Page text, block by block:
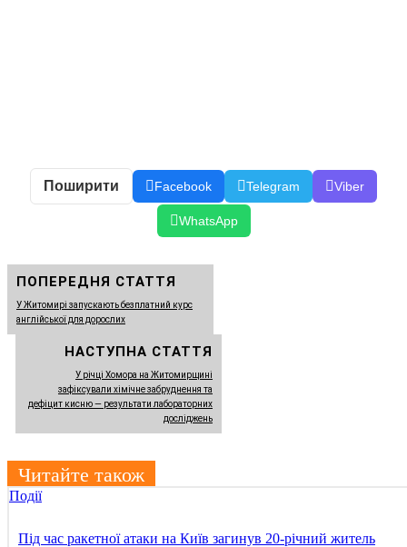
Поширити Facebook Telegram Viber
WhatsApp
ПОПЕРЕДНЯ СТАТТЯ
У Житомирі запускають безплатний курс
англійської для дорослих
НАСТУПНА СТАТТЯ
У річці Хомора на Житомирщині
зафіксували хімічне забруднення та
дефіцит кисню — результати лабораторних
досліджень
Читайте також
Події
Під час ракетної атаки на Київ загинув 20-річний житель